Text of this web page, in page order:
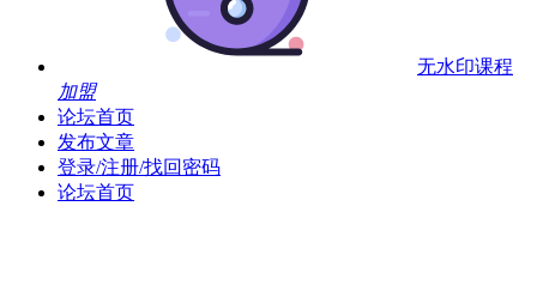
无水印课程
加盟
论坛首页
发布文章
登录/注册/找回密码
论坛首页